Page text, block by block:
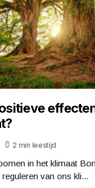
2 min leestijd
in het klimaat
van ons kli...